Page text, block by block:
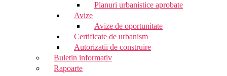
Planuri urbanistice aprobate
Avize
Avize de oportunitate
Certificate de urbanism
Autorizatii de construire
Buletin informativ
Rapoarte